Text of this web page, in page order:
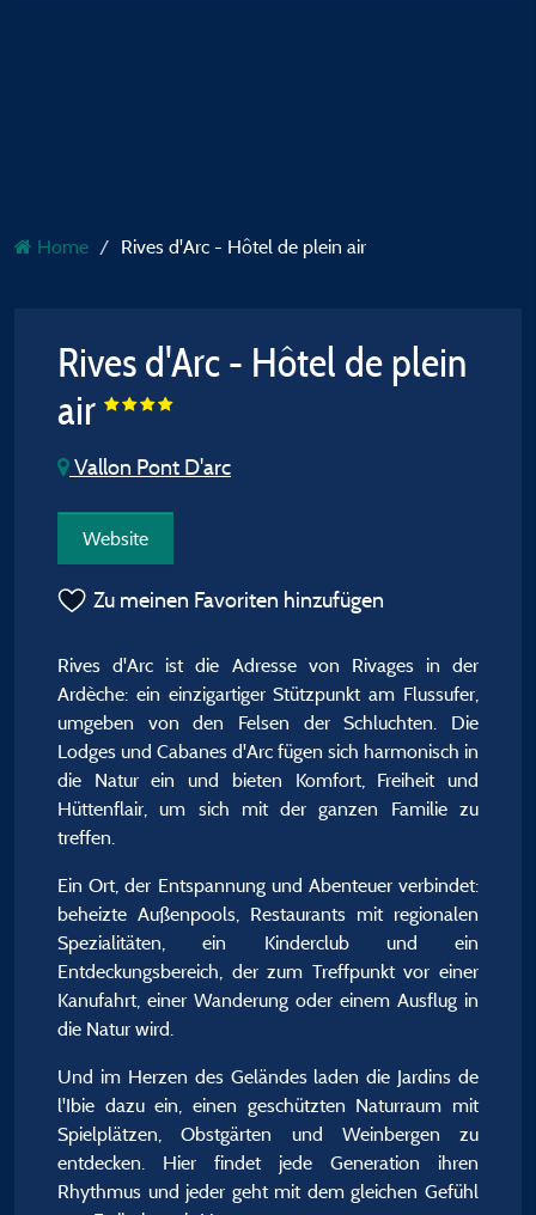
Home Rives d'Arc - Hôtel de plein air
Rives d'Arc - Hôtel de plein
air
Vallon Pont D'arc
Website
Zu meinen Favoriten hinzufügen
Rives d'Arc ist die Adresse von Rivages in der
Ardèche: ein einzigartiger Stützpunkt am Flussufer,
umgeben von den Felsen der Schluchten. Die
Lodges und Cabanes d'Arc fügen sich harmonisch in
die Natur ein und bieten Komfort, Freiheit und
Hüttenflair, um sich mit der ganzen Familie zu
treffen.
Ein Ort, der Entspannung und Abenteuer verbindet:
beheizte Außenpools, Restaurants mit regionalen
Spezialitäten, ein Kinderclub und ein
Entdeckungsbereich, der zum Treffpunkt vor einer
Kanufahrt, einer Wanderung oder einem Ausflug in
die Natur wird.
Und im Herzen des Geländes laden die Jardins de
l'Ibie dazu ein, einen geschützten Naturraum mit
Spielplätzen, Obstgärten und Weinbergen zu
entdecken. Hier findet jede Generation ihren
Rhythmus und jeder geht mit dem gleichen Gefühl